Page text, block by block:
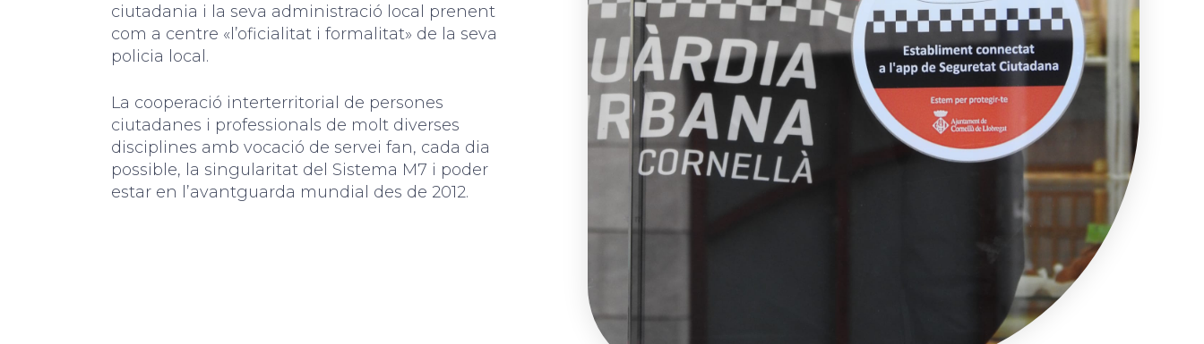
ciutadania i la seva administració local prenent
com a centre «l’oficialitat i formalitat» de la seva
policia local.
La cooperació interterritorial de persones
ciutadanes i professionals de molt diverses
disciplines amb vocació de servei fan, cada dia
possible, la singularitat del Sistema M7 i poder
estar en l’avantguarda mundial des de 2012.